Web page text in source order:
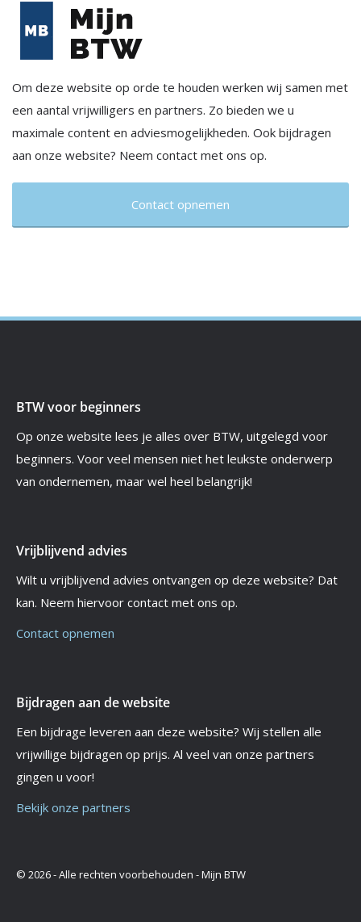
Om deze website op orde te houden werken wij samen met
een aantal vrijwilligers en partners. Zo bieden we u
maximale content en adviesmogelijkheden. Ook bijdragen
aan onze website? Neem contact met ons op.
Contact opnemen
BTW voor beginners
Op onze website lees je alles over BTW, uitgelegd voor
beginners. Voor veel mensen niet het leukste onderwerp
van ondernemen, maar wel heel belangrijk!
Vrijblijvend advies
Wilt u vrijblijvend advies ontvangen op deze website? Dat
kan. Neem hiervoor contact met ons op.
Contact opnemen
Bijdragen aan de website
Een bijdrage leveren aan deze website? Wij stellen alle
vrijwillige bijdragen op prijs. Al veel van onze partners
gingen u voor!
Bekijk onze partners
© 2026 - Alle rechten voorbehouden - Mijn BTW